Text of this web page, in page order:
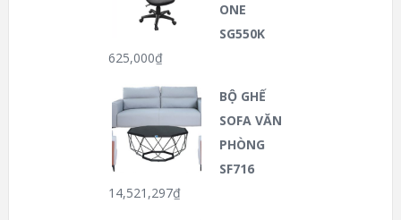
ONE
SG550K
625,000₫
BỘ GHẾ
SOFA VĂN
PHÒNG
SF716
14,521,297₫